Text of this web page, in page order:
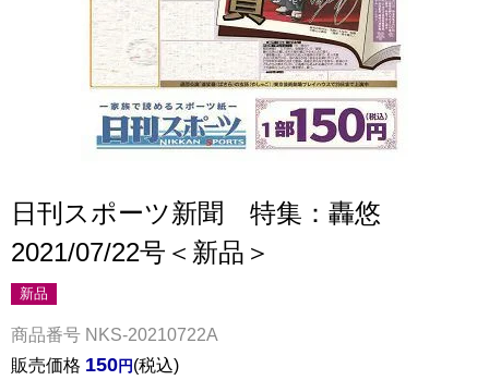
日刊スポーツ新聞 特集：轟悠
2021/07/22号＜新品＞
新品
商品番号 NKS-20210722A
販売価格 150 税込